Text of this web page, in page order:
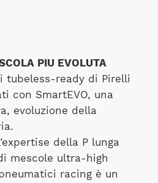
PIU EVOLUTA
tubeless-ready di Pirelli
con SmartEVO, una
evoluzione della
della P lunga
mescole ultra-high
racing è un